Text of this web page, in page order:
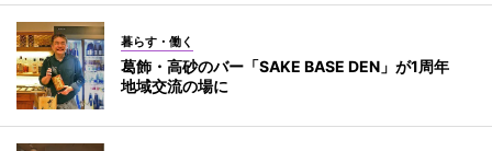
暮らす・働く
葛飾・高砂のバー「SAKE BASE DEN」が1周年
地域交流の場に